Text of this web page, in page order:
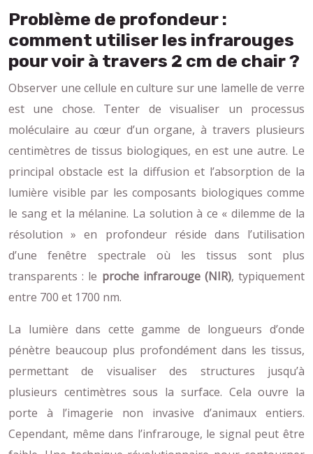
Problème de profondeur :
comment utiliser les infrarouges
pour voir à travers 2 cm de chair ?
Observer une cellule en culture sur une lamelle de verre
est une chose. Tenter de visualiser un processus
moléculaire au cœur d’un organe, à travers plusieurs
centimètres de tissus biologiques, en est une autre. Le
principal obstacle est la diffusion et l’absorption de la
lumière visible par les composants biologiques comme
le sang et la mélanine. La solution à ce « dilemme de la
résolution » en profondeur réside dans l’utilisation
d’une fenêtre spectrale où les tissus sont plus
transparents : le proche infrarouge (NIR), typiquement
entre 700 et 1700 nm.
La lumière dans cette gamme de longueurs d’onde
pénètre beaucoup plus profondément dans les tissus,
permettant de visualiser des structures jusqu’à
plusieurs centimètres sous la surface. Cela ouvre la
porte à l’imagerie non invasive d’animaux entiers.
Cependant, même dans l’infrarouge, le signal peut être